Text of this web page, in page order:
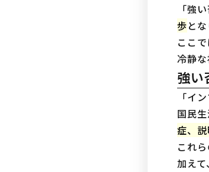
「強
歩とな
ここ
冷静な
強い
「イ
国民
症、
これ
加え